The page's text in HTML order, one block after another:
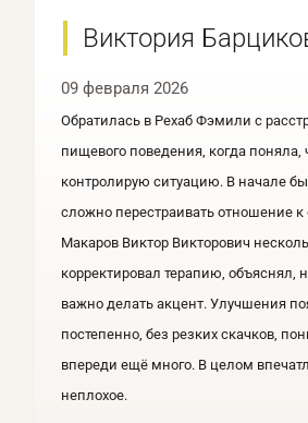
Виктория
09 февраля 2026
Обратилась в Рехаб Фэмили с
пищевого поведения, когда поняла,
контролирую ситуацию. В начале
сложно перестраивать отношение к
Макаров Виктор Викторович
корректировал терапию, объяснял,
важно делать акцент. Улучшения
постепенно, без резких скачков,
впереди ещё много. В целом
неплохое.